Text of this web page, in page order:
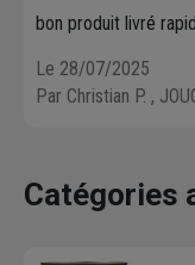
bon produit livré
Le 28/07/2025
Par Christian P. ,
Catégories